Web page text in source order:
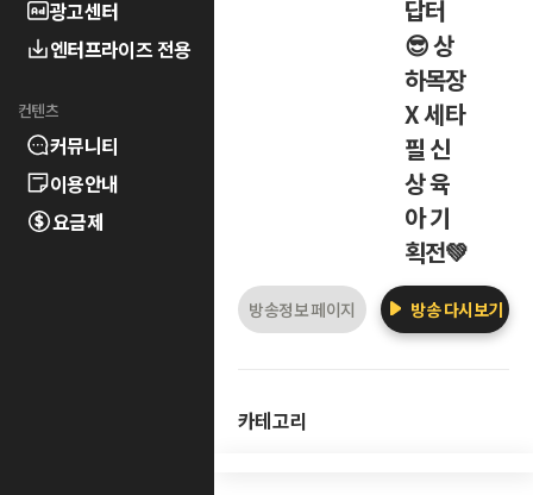
광고센터
엔터프라이즈 전용
컨텐츠
커뮤니티
이용안내
요금제
답터
😎 상
하목장
X 세타
필 신
상 육
아 기
획전💚
방송정보 페이지 방송 다시보기
카테고리